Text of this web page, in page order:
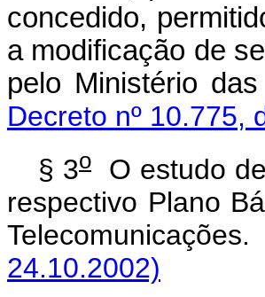
concedido,
a modificação de
pelo Ministério
Decreto nº 10.775,
§ 3o O estudo
respectivo Plano
24.10.2002)